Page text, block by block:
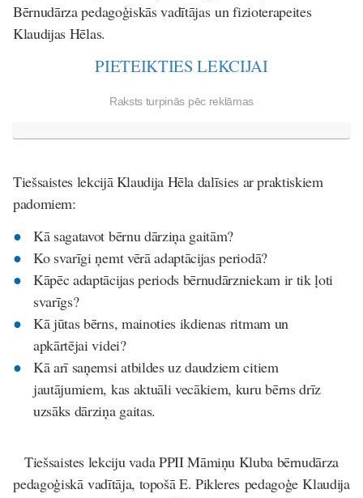
Bērnudārza pedagoģiskās vadītājas un fizioterapeites
Klaudijas Hēlas.
PIETEIKTIES LEKCIJAI
Raksts turpinās pēc reklāmas
Tiešsaistes lekcijā Klaudija Hēla dalīsies ar praktiskiem
padomiem:
Kā sagatavot bērnu dārziņa gaitām?
Ko svarīgi ņemt vērā adaptācijas periodā?
Kāpēc adaptācijas periods bērnudārzniekam ir tik ļoti
svarīgs?
Kā jūtas bērns, mainoties ikdienas ritmam un
apkārtējai videi?
Kā arī saņemsi atbildes uz daudziem citiem
jautājumiem, kas aktuāli vecākiem, kuru bērns drīz
uzsāks dārziņa gaitas.
Tiešsaistes lekciju vada PPII Māmiņu Kluba bērnudārza
pedagoģiskā vadītāja, topošā E. Pikleres pedagoģe Klaudija